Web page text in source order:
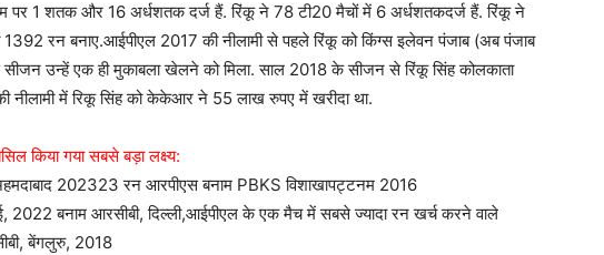
पर 1 शतक और 16 अर्धशतक दर्ज हैं. रिंकू ने 78 टी20 मैचों में 6 अर्धशतकदर्ज हैं. रिंकू ने
रन बनाए.आईपीएल 2017 की नीलामी से पहले रिंकू को किंग्स इलेवन पंजाब (अब पंजाब
उन्हें एक ही मुकाबला खेलने को मिला. साल 2018 के सीजन से रिंकू सिंह कोलकाता
नीलामी में रिकू सिंह को केकेआर ने 55 लाख रुपए में खरीदा था.
किया गया सबसे बड़ा लक्ष्य:
202323 रन आरपीएस बनाम PBKS विशाखापट्टनम 2016
2022 बनाम आरसीबी, दिल्ली,आईपीएल के एक मैच में सबसे ज्यादा रन खर्च करने वाले
बेंगलुरु, 2018